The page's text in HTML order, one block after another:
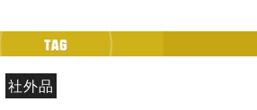
社外品